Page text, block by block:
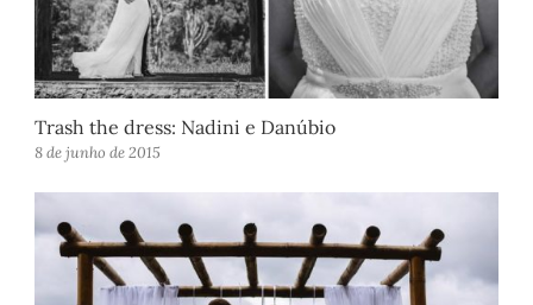
Trash the dress: Nadini e Danúbio
8 de junho de 2015